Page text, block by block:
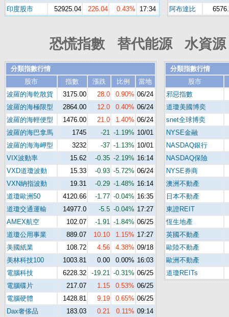
印度股市
52925.04 226.04 0.43% 17:34
阿布達比
恐慌指數 替代能源 水資
分類指數行情
股市
指數 漲跌 比例
當地
波羅的海乾散貨
3175.00 28.0 0.90% 06/24
波羅的海極限型
2864.00 12.0 0.40% 06/24
波羅的海輕便型
1476.00 21.0 1.40% 06/24
波羅的海巴拿馬
1745 -21 -1.19% 10/01
波羅的海海岬型
3232 -37 -1.13% 10/01
VIX波動率
15.62 -0.35 -2.19% 16:14
VXD道瓊波動
15.33 -0.93 -5.72% 06/24
VXN納指波動
19.31 -0.29 -1.48% 16:14
道瓊歐洲50
4120.66 -1.77 -0.04% 16:35
道瓊交通運輸
14977.0 -5.5 -0.04% 17:27
AMEX航空
102.07 -1.91 -1.84% 06/25
道瓊公用事業
889.07 10.10 1.15% 17:27
美國紙業
108.72 4.56 4.38% 09/18
美林科技100
1003.81 0.00 0.00% 16:03
電腦科技
6228.32 -19.21 -0.31% 06/25
電腦碟片
217.07 1.15 0.53% 06/25
電腦硬體
1428.81 9.19 0.65% 06/25
Dax奢侈品
183.03 0.21 0.11% 09:14
分類指數行情
股市
邪惡指數
道瓊美國博奕
snet全球博奕
NYSE金融
NASDAQ銀行
NASDAQ保險
NYSE券商
澳洲不動產
日本不動產
東證REIT
恆生地產
英國不動產
歐陸不動產
歐洲不動產
道瓊REITs